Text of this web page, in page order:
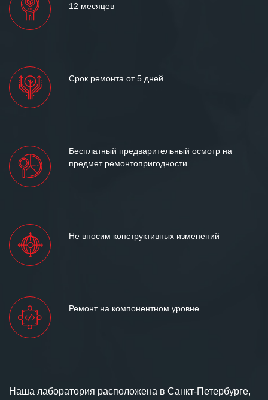
12 месяцев
Срок ремонта от 5 дней
Бесплатный предварительный осмотр на
предмет ремонтопригодности
Не вносим конструктивных изменений
Ремонт на компонентном уровне
Наша лаборатория расположена в Санкт-Петербурге,